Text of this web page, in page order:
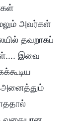
அவர்கள்
தவறாகப்
இவை
அனைத்தும்